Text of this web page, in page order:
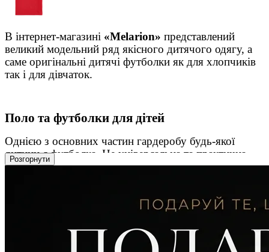
В інтернет-магазині «Melarion» представлений
великий модельний ряд якісного дитячого одягу, а
саме оригінальні дитячі футболки як для хлопчиків
так і для дівчаток.
Поло та футболки для дітей
Однією з основних частин гардеробу будь-якої
дитини є футболка. Це універсальна та практична
річ, здатна доповнити практично будь-який наряд.
дитини в поєднанні з джинсами, штанами, шортами,
Розгорнути